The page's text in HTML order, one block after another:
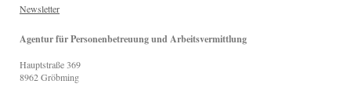
Newsletter
Agentur für Personenbetreuung und Arbeitsvermittlung
Hauptstraße369
8962Gröbming